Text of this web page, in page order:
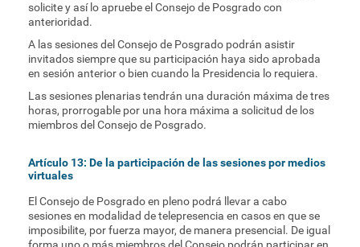
solicite y así lo apruebe el Consejo de Posgrado con
anterioridad.
A las sesiones del Consejo de Posgrado podrán asistir
invitados siempre que su participación haya sido aprobada
en sesión anterior o bien cuando la Presidencia lo requiera.
Las sesiones plenarias tendrán una duración máxima de tres
horas, prorrogable por una hora máxima a solicitud de los
miembros del Consejo de Posgrado.
Artículo 13: De la participación de las sesiones por medios
virtuales
El Consejo de Posgrado en pleno podrá llevar a cabo
sesiones en modalidad de telepresencia en casos en que se
imposibilite, por fuerza mayor, de manera presencial. De igual